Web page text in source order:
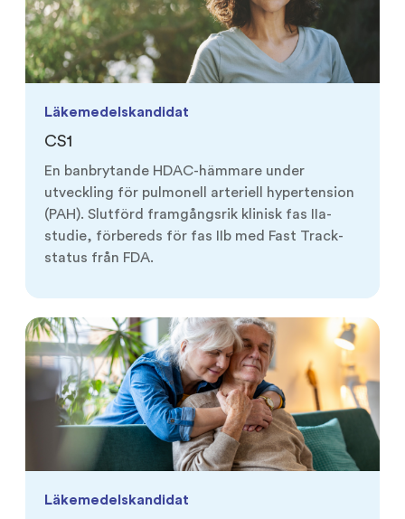
Läkemedelskandidat
CS1
En banbrytande HDAC-hämmare under
utveckling för pulmonell arteriell hypertension
(PAH). Slutförd framgångsrik klinisk fas IIa-
studie, förbereds för fas IIb med Fast Track-
status från FDA.
Läkemedelskandidat